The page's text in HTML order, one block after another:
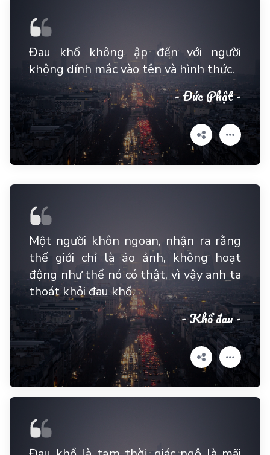
Đau khổ không ập đến với người
không dính mắc vào tên và hình thức.
- Đức Phật -
Một người khôn ngoan, nhận ra rằng
thế giới chỉ là ảo ảnh, không hoạt
động như thể nó có thật, vì vậy anh ta
thoát khỏi đau khổ.
- Khổ đau -